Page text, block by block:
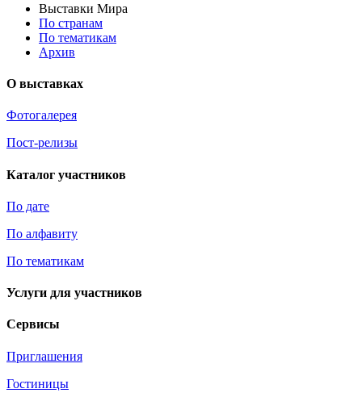
Выставки Мира
По странам
По тематикам
Архив
О выставках
Фотогалерея
Пост-релизы
Каталог участников
По дате
По алфавиту
По тематикам
Услуги для участников
Сервисы
Приглашения
Гостиницы